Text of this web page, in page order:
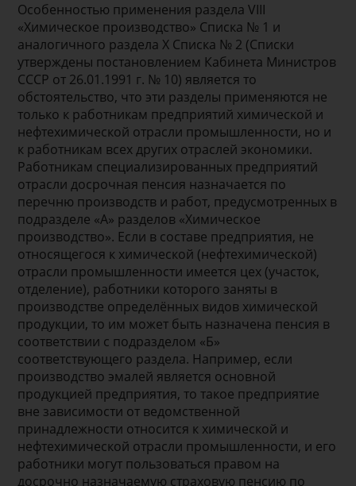
Особенностью применения раздела VIII
«Химическое производство» Списка № 1 и
аналогичного раздела Х Списка № 2 (Списки
утверждены постановлением Кабинета Министров
СССР от 26.01.1991 г. № 10) является то
обстоятельство, что эти разделы применяются не
только к работникам предприятий химической и
нефтехимической отрасли промышленности, но и
к работникам всех других отраслей экономики.
Работникам специализированных предприятий
отрасли досрочная пенсия назначается по
перечню производств и работ, предусмотренных в
подразделе «А» разделов «Химическое
производство». Если в составе предприятия, не
относящегося к химической (нефтехимической)
отрасли промышленности имеется цех (участок,
отделение), работники которого заняты в
производстве определённых видов химической
продукции, то им может быть назначена пенсия в
соответствии с подразделом «Б»
соответствующего раздела. Например, если
производство эмалей является основной
продукцией предприятия, то такое предприятие
вне зависимости от ведомственной
принадлежности относится к химической и
нефтехимической отрасли промышленности, и его
работники могут пользоваться правом на
досрочно назначаемую страховую пенсию по